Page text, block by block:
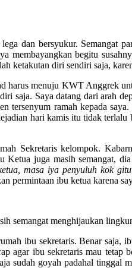
dan bersyukur. Semangat
membayangkan begitu
ketakutan diri sendiri saja,
harus menuju KWT Anggrek
saja. Saya datang dari arah
ramah kepada saya.
hari kamis itu tidak
Sekretaris kelompok.
Ketua juga masih semangat,
masa iya penyuluh kok
permintaan ibu ketua karena
semangat menghijaukan
ibu sekretaris. Benar saja,
agar ibu sekretaris mau tetap
sudah goyah padahal